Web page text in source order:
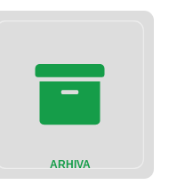
ARHIVA